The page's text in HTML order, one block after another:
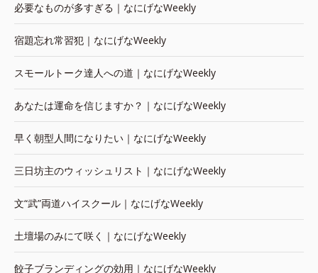
必要なものが多すぎる｜なにげなWeekly
宿題忘れ常習犯｜なにげなWeekly
スモールトーク達人への道｜なにげなWeekly
あなたは運命を信じますか？｜なにげなWeekly
早く朝型人間になりたい｜なにげなWeekly
三日坊主のウィッシュリスト｜なにげなWeekly
文“武”両道ハイスクール｜なにげなWeekly
土壇場のみにて咲く｜なにげなWeekly
餃子ブランディングの効用｜なにげなWeekly